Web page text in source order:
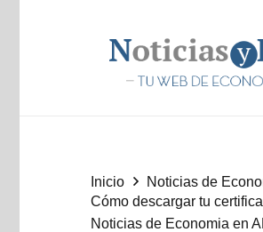
Inicio
Noticias de
Cómo descargar tu
Noticias de Economia en